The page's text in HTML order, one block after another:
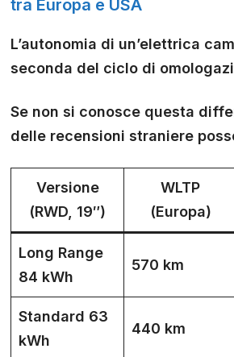
tra Europa e USA
L’autonomia di un’elettrica
seconda del ciclo di
Se non si conosce questa
delle recensioni straniere
Versione
(RWD, 19″)
WLTP
(Europa)
Long Range
84 kWh
570 km
Standard 63
kWh
440 km